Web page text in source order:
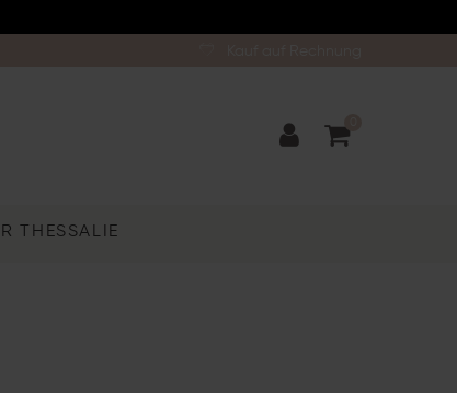
THESSALIE